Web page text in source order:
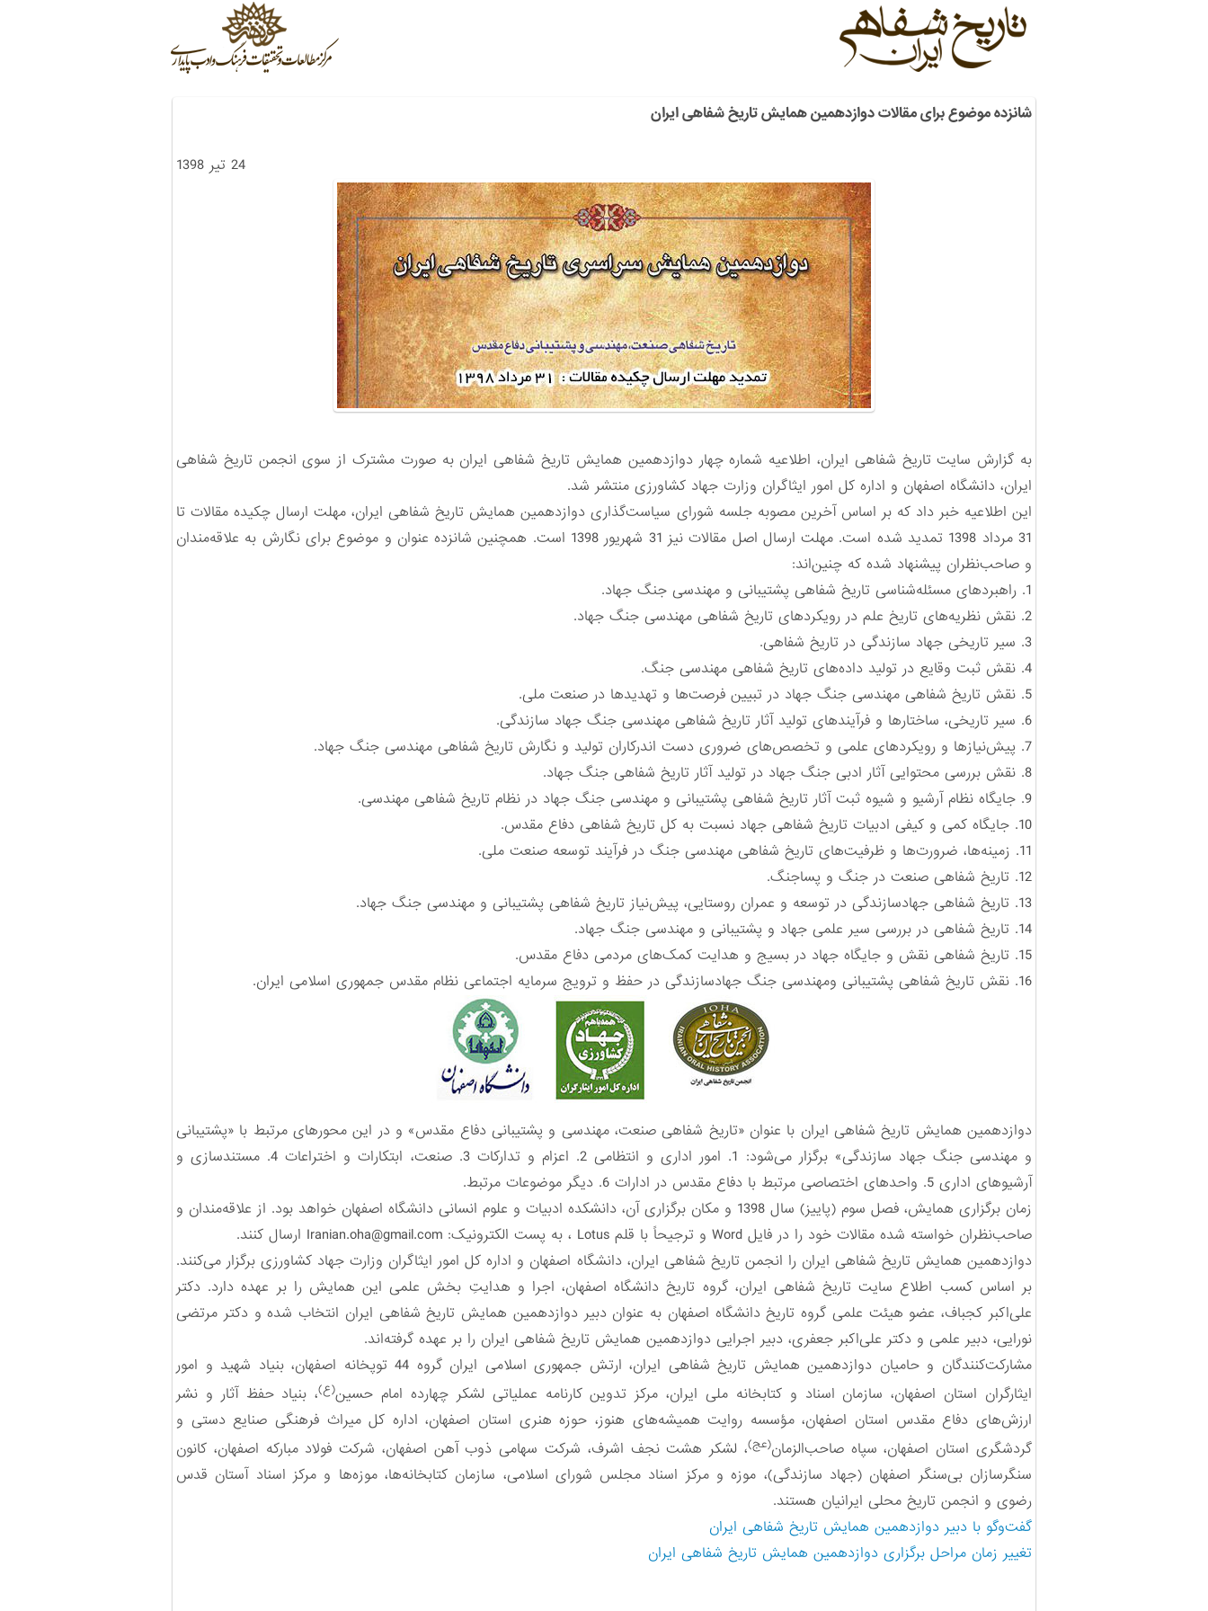
شانزده موضوع برای مقالات دوازدهمین همایش تاریخ شفاهی ایران
24 تیر 1398
به گزارش سایت تاریخ شفاهی ایران، اطلاعیه شماره چهار دوازدهمین همایش تاریخ شفاهی ایران به صورت مشترک از سوی انجمن تاریخ شفاهی
ایران، دانشگاه اصفهان و اداره کل امور ایثاگران وزارت جهاد ‌کشاورزی منتشر شد.
این اطلاعیه خبر داد که بر اساس آخرین مصوبه جلسه شورای سیاست‌گذاری دوازدهمین همایش تاریخ شفاهی ایران، مهلت ارسال ‌چکیده مقالات تا
31 مرداد 1398 تمدید شده است. مهلت ارسال اصل مقالات نیز 31 شهریور 1398 ‌است. همچنین شانزده عنوان و موضوع برای نگارش به ‌علاقه‌مندان
و صاحب‌نظران پیشنهاد شده که چنین‌اند:
‌1.‌ راهبردهای مسئله‌شناسی تاریخ شفاهی پشتیبانی و مهندسی جنگ ‌جهاد‌‌.‌
‌2.‌ ‌‎نقش نظریه‌های تاریخ علم در رویکردهای تاریخ شفاهی مهندسی ‌جنگ جهاد.‌‌‌ ‌
‌3.‌ سیر تاریخی جهاد سازندگی در تاریخ شفاهی‌‌.‌
‌4.‌ نقش ثبت وقایع در تولید داده‌های تاریخ شفاهی مهندسی جنگ‌‌.‌
‌5.‌ نقش تاریخ شفاهی مهندسی جنگ جهاد در تبیین فرصت‌ها و تهدیدها ‌در صنعت ملی‌‌.‌
‌6.‌ سیر تاریخی، ساختارها و فرآیندهای تولید آثار تاریخ شفاهی مهندسی ‌جنگ جهاد سازندگی‌‌.‌
‌7.‌ پیش‌نیازها و رویکردهای علمی و تخصص‌های ضروری دست ‌اندرکاران تولید و نگارش تاریخ ‌شفاهی مهندسی ‌جنگ جهاد‌‌.‌
‌8.‌ نقش بررسی محتوایی آثار ادبی جنگ جهاد در تولید آثار تاریخ شفاهی ‌جنگ جهاد‌‌.‌
‌9.‌ جایگاه نظام آرشیو و شیوه ثبت آثار تاریخ شفاهی پشتیبانی و مهندسی ‌جنگ جهاد در نظام تاریخ ‌شفاهی مهندسی‌‌.‌
‌10.‌ جایگاه کمی و کیفی ادبیات تاریخ شفاهی جهاد نسبت به کل تاریخ ‌شفاهی دفاع مقدس‌‌.‌
‌11.‌ زمینه‌ها، ضرورت‌ها و ظرفیت‌های تاریخ شفاهی مهندسی جنگ در ‌فرآیند توسعه صنعت ملی‌‌.‌
‌12.‌ تاریخ شفاهی صنعت در جنگ و پساجنگ‌‌.‌
‌13.‌ تاریخ شفاهی جهادسازندگی در توسعه و عمران روستایی، پیش‌نیاز ‌تاریخ شفاهی پشتیبانی و ‌مهندسی جنگ ‌جهاد‌‌.‌
‌14.‌ تاریخ شفاهی در بررسی سیر علمی جهاد و پشتیبانی و مهندسی جنگ ‌جهاد.‌
‌15.‌ تاریخ شفاهی نقش و جایگاه جهاد در بسیج و هدایت کمک‌های مردمی ‌دفاع مقدس.‌
‌16.‌ نقش تاریخ شفاهی پشتیبانی ومهندسی جنگ جهادسازندگی در حفظ و ‌ترویج سرمایه اجتماعی ‌نظام مقدس جمهوری ‌اسلامی ایران.
دوازدهمین همایش تاریخ شفاهی ایران با عنوان «تاریخ شفاهی صنعت، مهندسی و پشتیبانی دفاع مقدس» و در این محورهای مرتبط با «پشتیبانی
و مهندسی جنگ جهاد سازندگی» برگزار می‌شود: ‌1. امور اداری و انتظامی ‌2. اعزام و تدارکات 3. ‌صنعت، ابتکارات و اختراعات 4. مستندسازی و
آرشیوهای اداری 5. واحدهای اختصاصی مرتبط ‌با دفاع مقدس در ادارات 6. دیگر موضوعات مرتبط.
زمان برگزاری همایش، فصل سوم (پاییز) سال 1398 و ‌مکان برگزاری آن، دانشکده ادبیات و علوم انسانی دانشگاه اصفهان خواهد بود.‌ از علاقه‌مندان و
صاحب‌نظران خواسته شده مقالات خود را در فایل Word و ترجیحاً با قلم ‌ Lotus ‌ ، به پست الکترونیک: ‌ Iranian.oha@gmail.com ‌ ‌ارسال کنند.‌
دوازدهمین همایش تاریخ شفاهی ایران را انجمن تاریخ شفاهی ایران، دانشگاه اصفهان و اداره کل امور ایثاگران وزارت جهاد ‌کشاورزی ‌برگزار ‌می‌کنند.
بر اساس کسب اطلاع سایت تاریخ شفاهی ایران، گروه تاریخ دانشگاه اصفهان، اجرا و هدایتِ بخش علمی این همایش را بر عهده دارد. دکتر
علی‌اکبر کجباف، عضو هیئت علمی گروه تاریخ دانشگاه اصفهان به عنوان دبیر دوازدهمین همایش تاریخ شفاهی ایران انتخاب شده و دکتر مرتضی
نورایی، دبیر علمی و دکتر علی‌اکبر جعفری، دبیر اجرایی دوازدهمین همایش تاریخ شفاهی ایران را بر عهده گرفته‌اند.
مشارکت‌کنندگان و حامیان دوازدهمین همایش تاریخ شفاهی ایران‌، ارتش جمهوری اسلامی ایران گروه 44 توپخانه اصفهان، بنیاد شهید و امور
ایثارگران استان اصفهان، ‌سازمان اسناد و کتابخانه ملی ایران، مرکز تدوین کارنامه عملیاتی لشکر چهارده امام حسین(ع)، بنیاد حفظ ‌آثار و نشر
ارزش‌های دفاع مقدس استان اصفهان، مؤسسه روایت همیشه‌های هنوز، حوزه هنری استان ‌اصفهان، اداره کل میراث فرهنگی صنایع دستی و
گردشگری استان اصفهان، سپاه صاحب‌الزمان(عج)، لشکر هشت نجف اشرف، شرکت سهامی ذوب آهن اصفهان، شرکت فولاد مبارکه ‌اصفهان، کانون
سنگرسازان بی‌سنگر اصفهان (جهاد سازندگی)، موزه و مرکز اسناد مجلس شورای ‌اسلامی، سازمان کتابخانه‌ها، موزه‌ها و مرکز اسناد آستان قدس
رضوی و انجمن تاریخ محلی ایرانیان هستند‌.
گفت‌وگو با دبیر دوازدهمین همایش تاریخ شفاهی ایران
تغییر زمان مراحل برگزاری دوازدهمین همایش تاریخ شفاهی ایران